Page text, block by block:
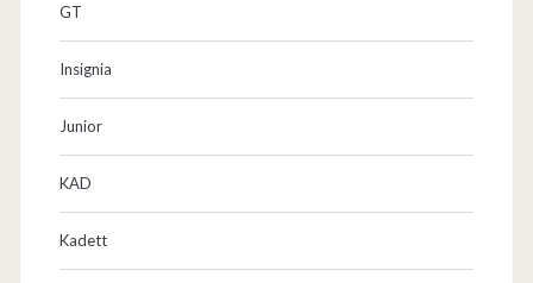
GT
Insignia
Junior
KAD
Kadett